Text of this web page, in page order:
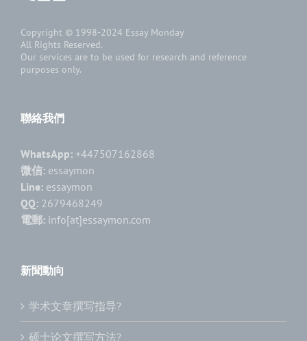
Copyright © 1998-2024 Essay Monday
All Rights Reserved.
Our services are to be used for research and reference
purposes only.
聯絡我們
WhatsApp: +447507162868
微信: essaymon
Line: essaymon
QQ: 2679468249
電郵: info[at]essaymon.com
新聞動向
学术文章撰写指导?
硕士论文撰写方法?